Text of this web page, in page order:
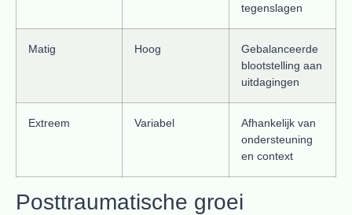
tegenslagen
Matig Hoog
Gebalanceerde
blootstelling aan
uitdagingen
Extreem Variabel
Afhankelijk van
ondersteuning
en context
Posttraumatische groei